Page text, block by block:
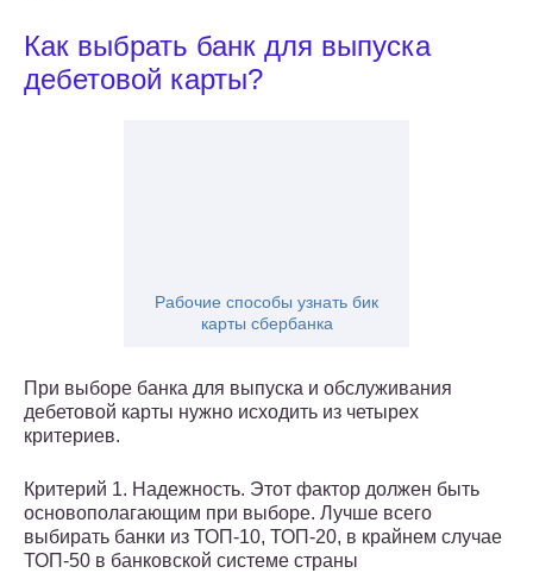
Как выбрать банк для выпуска
дебетовой карты?
Рабочие способы узнать бик
карты сбербанка
При выборе банка для выпуска и обслуживания
дебетовой карты нужно исходить из четырех
критериев.
Критерий 1. Надежность. Этот фактор должен быть
основополагающим при выборе. Лучше всего
выбирать банки из ТОП-10, ТОП-20, в крайнем случае
ТОП-50 в банковской системе страны